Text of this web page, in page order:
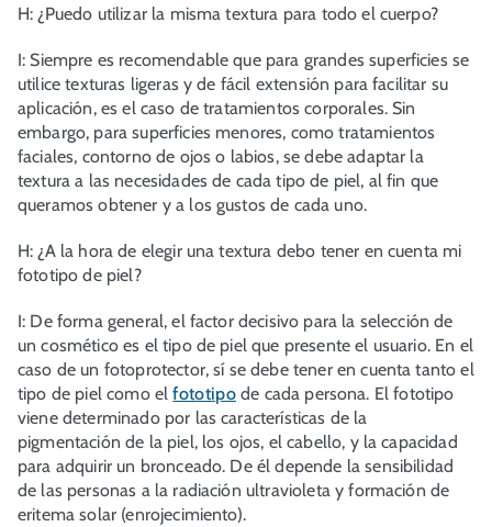
H: ¿Puedo utilizar la misma textura para todo el cuerpo?
I: Siempre es recomendable que para grandes superficies se
utilice texturas ligeras y de fácil extensión para facilitar su
aplicación, es el caso de tratamientos corporales. Sin
embargo, para superficies menores, como tratamientos
faciales, contorno de ojos o labios, se debe adaptar la
textura a las necesidades de cada tipo de piel, al fin que
queramos obtener y a los gustos de cada uno.
H: ¿A la hora de elegir una textura debo tener en cuenta mi
fototipo de piel?
I: De forma general, el factor decisivo para la selección de
un cosmético es el tipo de piel que presente el usuario. En el
caso de un fotoprotector, sí se debe tener en cuenta tanto el
tipo de piel como elfototipode cada persona. El fototipo
viene determinado por las características de la
pigmentación de la piel, los ojos, el cabello, y la capacidad
para adquirir un bronceado. De él depende la sensibilidad
de las personas a la radiación ultravioleta y formación de
eritema solar (enrojecimiento).